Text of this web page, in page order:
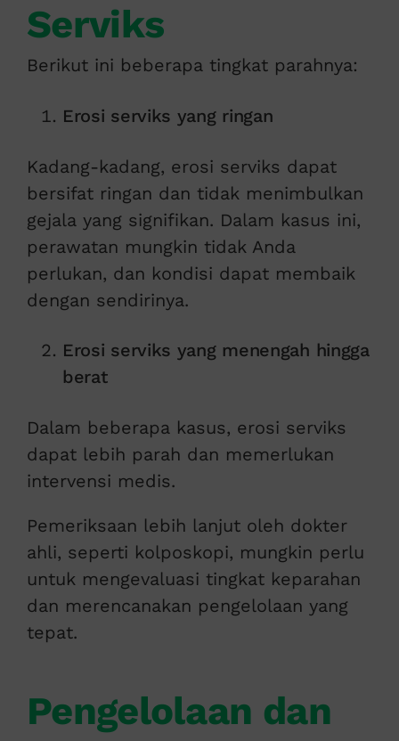
Serviks
Berikut ini beberapa tingkat parahnya:
Erosi serviks yang ringan
Kadang-kadang, erosi serviks dapat
bersifat ringan dan tidak menimbulkan
gejala yang signifikan. Dalam kasus ini,
perawatan mungkin tidak Anda
perlukan, dan kondisi dapat membaik
dengan sendirinya.
Erosi serviks yang menengah hingga
berat
Dalam beberapa kasus, erosi serviks
dapat lebih parah dan memerlukan
intervensi medis.
Pemeriksaan lebih lanjut oleh dokter
ahli, seperti kolposkopi, mungkin perlu
untuk mengevaluasi tingkat keparahan
dan merencanakan pengelolaan yang
tepat.
Pengelolaan dan